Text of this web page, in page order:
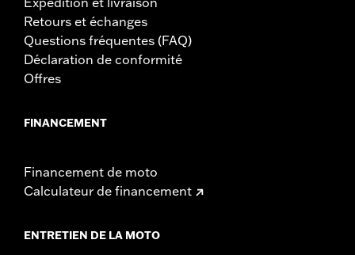
Retours et échanges
Questions fréquentes (FAQ)
Déclaration de conformité
Offres
FINANCEMENT
Financement de moto
Calculateur de financement
ENTRETIEN DE LA MOTO